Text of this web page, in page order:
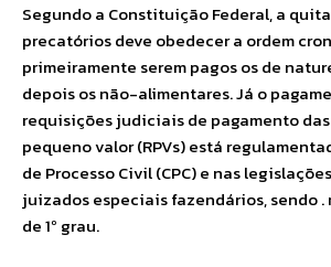
Segundo a Constituição Federal, a
precatórios deve obedecer a ordem
primeiramente serem pagos os de
depois os não-alimentares. Já o
requisições judiciais de pagamento
pequeno valor (RPVs) está
de Processo Civil (CPC) e nas
juizados especiais fazendários, sendo
de 1º grau.